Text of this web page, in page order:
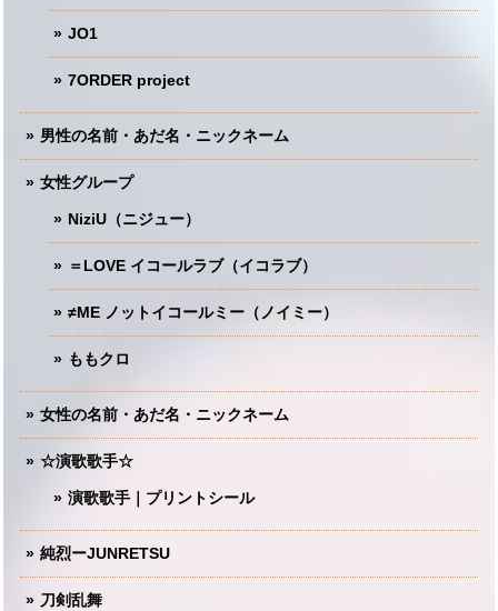
JO1
7ORDER project
男性の名前・あだ名・ニックネーム
女性グループ
NiziU（ニジュー）
＝LOVE イコールラブ（イコラブ）
≠ME ノットイコールミー（ノイミー）
ももクロ
女性の名前・あだ名・ニックネーム
☆演歌歌手☆
演歌歌手｜プリントシール
純烈ーJUNRETSU
刀剣乱舞